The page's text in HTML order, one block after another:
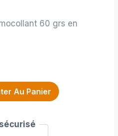
60 grs en
Au Panier